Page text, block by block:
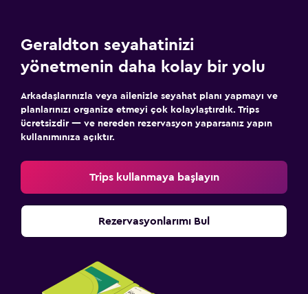
Geraldton seyahatinizi
yönetmenin daha kolay bir yolu
Arkadaşlarınızla veya ailenizle seyahat planı yapmayı ve
planlarınızı organize etmeyi çok kolaylaştırdık. Trips
ücretsizdir — ve nereden rezervasyon yaparsanız yapın
kullanımınıza açıktır.
Trips kullanmaya başlayın
Rezervasyonlarımı Bul